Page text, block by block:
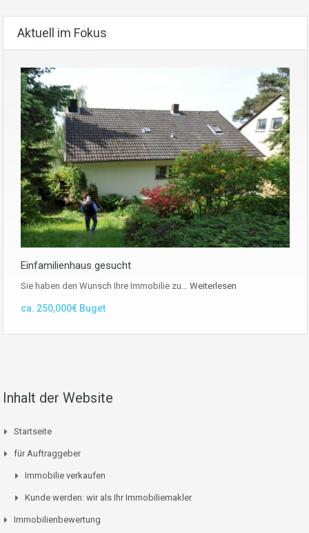
Aktuell im Fokus
Einfamilienhaus gesucht
Sie haben den Wunsch Ihre Immobilie zu… Weiterlesen
ca. 250,000€ Buget
Inhalt der Website
Startseite
für Auftraggeber
Immobilie verkaufen
Kunde werden: wir als Ihr Immobiliemakler
Immobilienbewertung